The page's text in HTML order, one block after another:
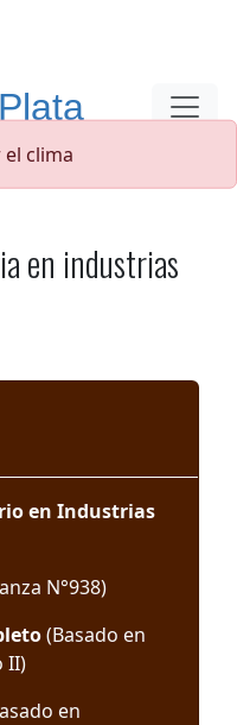
clima
en industrias
en Industrias
N°938)
(Basado en
II)
en